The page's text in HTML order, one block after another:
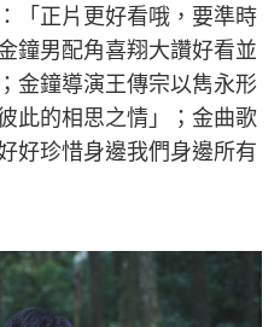
「正片更好看哦，要準時
鐘男配角喜翔大讚好看並
金鐘導演王傳宗以雋永形
此的相思之情」；金曲歌
好珍惜身邊我們身邊所有